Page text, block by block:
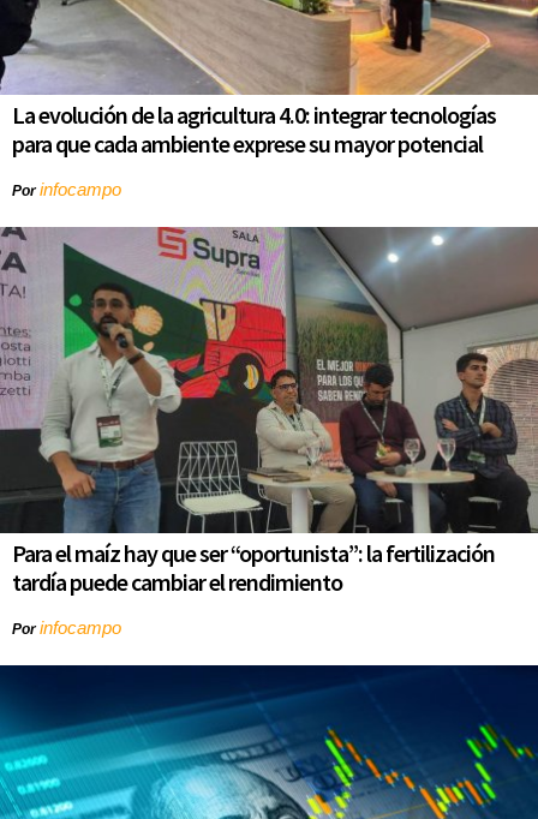
La evolución de la agricultura 4.0: integrar tecnologías
para que cada ambiente exprese su mayor potencial
Porinfocampo
Para el maíz hay que ser “oportunista”: la fertilización
tardía puede cambiar el rendimiento
Porinfocampo